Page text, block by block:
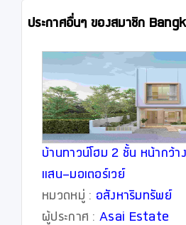
ประกาศอื่นๆ ของสมาชิก
บ้านทาวน์โฮม 2 ชั้น หน้ากว้า
แสน-มอเตอร์เวย์
หมวดหมู่ : อสังหาริมทรัพย์
ผู้ประกาศ : Asai Estate